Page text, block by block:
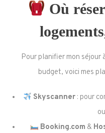
Où
Pour planifier mon séjour
budget, voici mes
Skyscanner : pour
Booking.com &